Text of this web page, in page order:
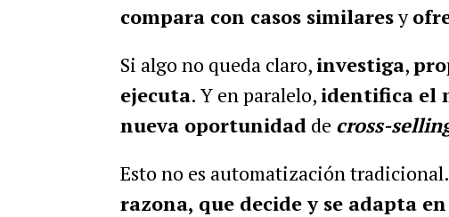
compara con casos similaresy
Si algo no queda claro, investiga,
ejecuta. Y en paralelo, identifica el
nueva oportunidadde cross-
Esto no es automatización tradicional.
razona, que decide y se adapta